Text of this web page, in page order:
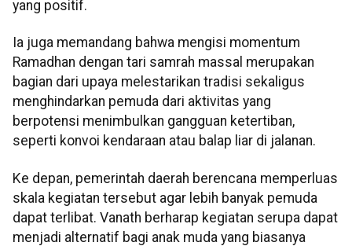
yang positif.
Ia juga memandang bahwa mengisi momentum
Ramadhan dengan tari samrah massal merupakan
bagian dari upaya melestarikan tradisi sekaligus
menghindarkan pemuda dari aktivitas yang
berpotensi menimbulkan gangguan ketertiban,
seperti konvoi kendaraan atau balap liar di jalanan.
Ke depan, pemerintah daerah berencana memperluas
skala kegiatan tersebut agar lebih banyak pemuda
dapat terlibat. Vanath berharap kegiatan serupa dapat
menjadi alternatif bagi anak muda yang biasanya